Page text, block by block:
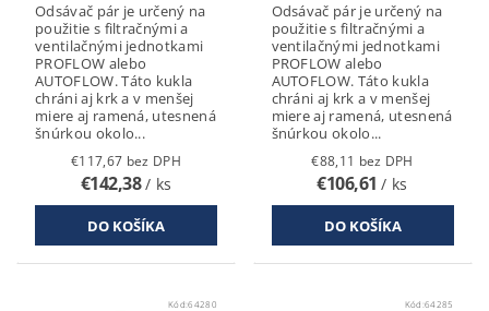
Odsávač pár je určený na
použitie s filtračnými a
ventilačnými jednotkami
PROFLOW alebo
AUTOFLOW. Táto kukla
chráni aj krk a v menšej
miere aj ramená, utesnená
šnúrkou okolo...
€117,67 bez DPH
€142,38/ ks
Odsávač pár je určený na
použitie s filtračnými a
ventilačnými jednotkami
PROFLOW alebo
AUTOFLOW. Táto kukla
chráni aj krk a v menšej
miere aj ramená, utesnená
šnúrkou okolo...
€88,11 bez DPH
€106,61/ ks
Kód:64280 Kód: 64285